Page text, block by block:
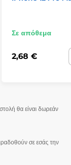
Σε απόθεμα
2,68 €
θα είναι δωρεάν
σε εσάς την